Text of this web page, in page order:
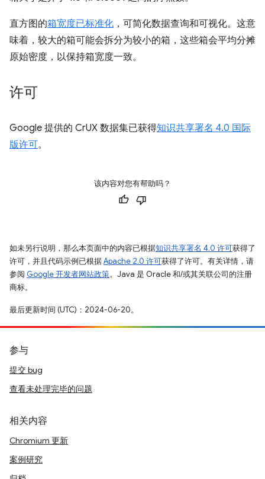
直方图的箱宽度已标准化 ，可简化数据查询和可视化。这意
味着，较大的箱可能会拆分为较小的箱，这些箱会平均分摊
原始密度，以保持箱宽度一致。
许可
Google 提供的 CrUX 数据集已获得知识共享署名 4.0 国际
版许可。
该内容对您有帮助吗？
如未另行说明，那么本页面中的内容已根据知识共享署名 4.0 许可获得了
许可，并且代码示例已根据Apache 2.0 许可获得了许可。有关详情，请
参阅 Google 开发者网站政策。Java 是 Oracle 和/或其关联公司的注册
商标。
最后更新时间 (UTC)：2024-06-20。
参与
提交 bug
查看未处理完毕的问题
相关内容
Chromium 更新
案例研究